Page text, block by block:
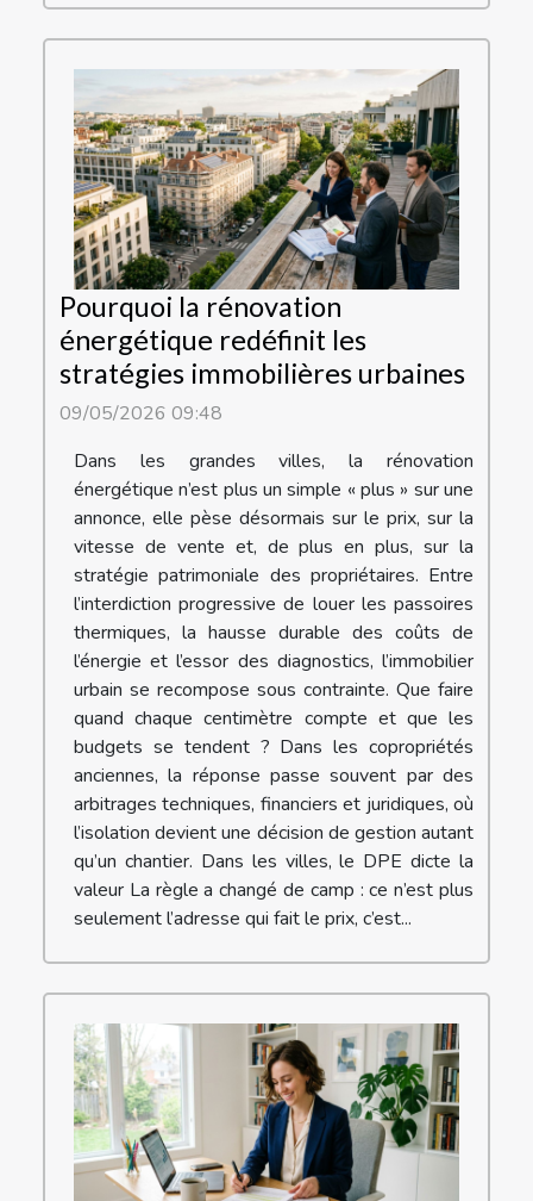
Pourquoi la rénovation
énergétique redéfinit les
stratégies immobilières urbaines
09/05/2026 09:48
Dans les grandes villes, la rénovation
énergétique n’est plus un simple « plus » sur une
annonce, elle pèse désormais sur le prix, sur la
vitesse de vente et, de plus en plus, sur la
stratégie patrimoniale des propriétaires. Entre
l’interdiction progressive de louer les passoires
thermiques, la hausse durable des coûts de
l’énergie et l’essor des diagnostics, l’immobilier
urbain se recompose sous contrainte. Que faire
quand chaque centimètre compte et que les
budgets se tendent ? Dans les copropriétés
anciennes, la réponse passe souvent par des
arbitrages techniques, financiers et juridiques, où
l’isolation devient une décision de gestion autant
qu’un chantier. Dans les villes, le DPE dicte la
valeur La règle a changé de camp : ce n’est plus
seulement l’adresse qui fait le prix, c’est...